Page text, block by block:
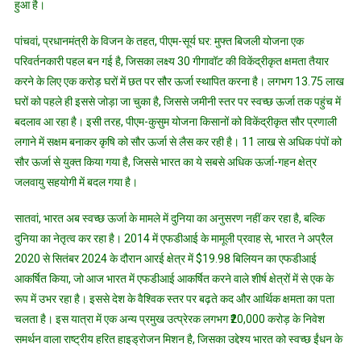
हुआ है।
पांचवां, प्रधानमंत्री के विजन के तहत, पीएम-सूर्य घर: मुफ्त बिजली योजना एक
परिवर्तनकारी पहल बन गई है, जिसका लक्ष्य 30 गीगावॉट की विकेंद्रीकृत क्षमता तैयार
करने के लिए एक करोड़ घरों में छत पर सौर ऊर्जा स्थापित करना है। लगभग 13.75 लाख
घरों को पहले ही इससे जोड़ा जा चुका है, जिससे जमीनी स्तर पर स्वच्छ ऊर्जा तक पहुंच में
बदलाव आ रहा है। इसी तरह, पीएम-कुसुम योजना किसानों को विकेंद्रीकृत सौर प्रणाली
लगाने में सक्षम बनाकर कृषि को सौर ऊर्जा से लैस कर रही है। 11 लाख से अधिक पंपों को
सौर ऊर्जा से युक्त किया गया है, जिससे भारत का ये सबसे अधिक ऊर्जा-गहन क्षेत्र
जलवायु सहयोगी में बदल गया है।
सातवां, भारत अब स्वच्छ ऊर्जा के मामले में दुनिया का अनुसरण नहीं कर रहा है, बल्कि
दुनिया का नेतृत्व कर रहा है। 2014 में एफडीआई के मामूली प्रवाह से, भारत ने अप्रैल
2020 से सितंबर 2024 के दौरान आरई क्षेत्र में $19.98 बिलियन का एफडीआई
आकर्षित किया, जो आज भारत में एफडीआई आकर्षित करने वाले शीर्ष क्षेत्रों में से एक के
रूप में उभर रहा है। इससे देश के वैश्विक स्तर पर बढ़ते कद और आर्थिक क्षमता का पता
चलता है। इस यात्रा में एक अन्य प्रमुख उत्प्रेरक लगभग ₹20,000 करोड़ के निवेश
समर्थन वाला राष्ट्रीय हरित हाइड्रोजन मिशन है, जिसका उद्देश्य भारत को स्वच्छ ईंधन के